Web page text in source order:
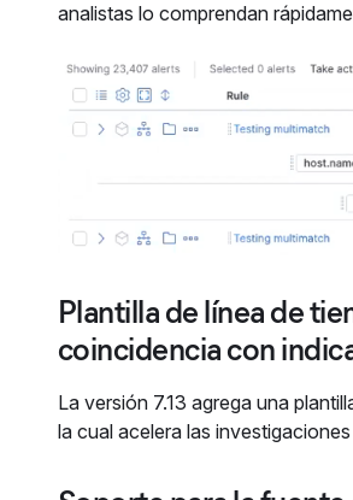
analistas lo comprendan
Plantilla de línea de
coincidencia con
La versión 7.13 agrega una
la cual acelera las